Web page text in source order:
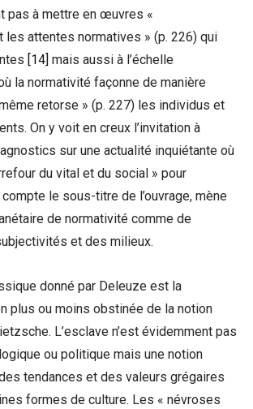
pas à mettre en œuvres «
attentes normatives » (p. 226) qui
[14] mais aussi à l’échelle
la normativité façonne de manière
retorse » (p. 227) les individus et
On y voit en creux l’invitation à
sur une actualité inquiétante où
du vital et du social » pour
le sous-titre de l’ouvrage, mène
de normativité comme de
et des milieux.
donné par Deleuze est la
plus ou moins obstinée de la notion
L’esclave n’est évidemment pas
ou politique mais une notion
tendances et des valeurs grégaires
formes de culture. Les « névroses